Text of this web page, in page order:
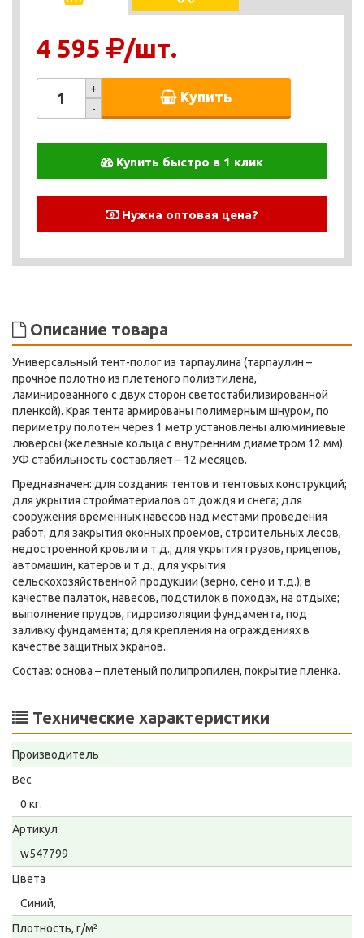
4 595 /шт.
+
-
Купить
Купить быстро в 1 клик
Нужна оптовая цена?
Описание товара
Универсальный тент-полог из тарпаулина (тарпаулин –
прочное полотно из плетеного полиэтилена,
ламинированного с двух сторон светостабилизированной
пленкой). Края тента армированы полимерным шнуром, по
периметру полотен через 1 метр установлены алюминиевые
люверсы (железные кольца с внутренним диаметром 12 мм).
УФ стабильность составляет – 12 месяцев.
Предназначен: для создания тентов и тентовых конструкций;
для укрытия стройматериалов от дождя и снега; для
сооружения временных навесов над местами проведения
работ; для закрытия оконных проемов, строительных лесов,
недостроенной кровли и т.д.; для укрытия грузов, прицепов,
автомашин, катеров и т.д.; для укрытия
сельскохозяйственной продукции (зерно, сено и т.д.); в
качестве палаток, навесов, подстилок в походах, на отдыхе;
выполнение прудов, гидроизоляции фундамента, под
заливку фундамента; для крепления на ограждениях в
качестве защитных экранов.
Состав: основа – плетеный полипропилен, покрытие пленка.
Технические характеристики
Производитель
Вес
0 кг.
Артикул
w547799
Цвета
Синий,
Плотность, г/м²